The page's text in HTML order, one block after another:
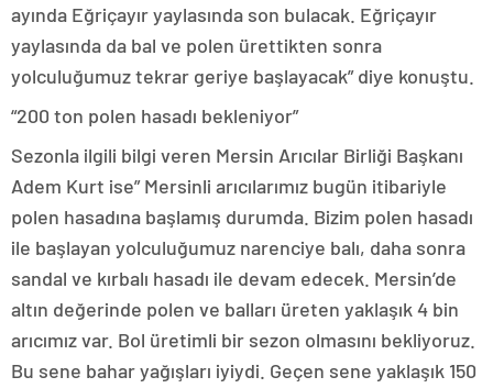
ayında Eğriçayır yaylasında son bulacak. Eğriçayır
yaylasında da bal ve polen ürettikten sonra
yolculuğumuz tekrar geriye başlayacak” diye konuştu.
“200 ton polen hasadı bekleniyor”
Sezonla ilgili bilgi veren Mersin Arıcılar Birliği Başkanı
Adem Kurt ise” Mersinli arıcılarımız bugün itibariyle
polen hasadına başlamış durumda. Bizim polen hasadı
ile başlayan yolculuğumuz narenciye balı, daha sonra
sandal ve kırbalı hasadı ile devam edecek. Mersin’de
altın değerinde polen ve balları üreten yaklaşık 4 bin
arıcımız var. Bol üretimli bir sezon olmasını bekliyoruz.
Bu sene bahar yağışları iyiydi. Geçen sene yaklaşık 150